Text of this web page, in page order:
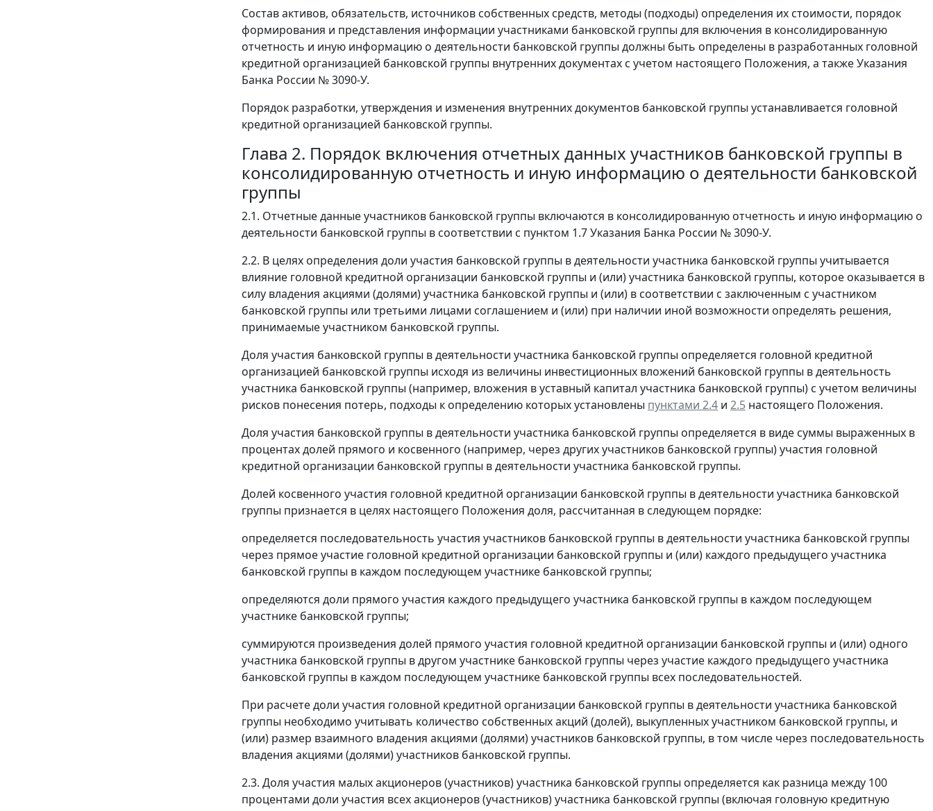
Состав активов, обязательств, источников собственных средств, методы (подходы) определения их стоимости, порядок
формирования и представления информации участниками банковской группы для включения в консолидированную
отчетность и иную информацию о деятельности банковской группы должны быть определены в разработанных головной
кредитной организацией банковской группы внутренних документах с учетом настоящего Положения, а также Указания
Банка России № 3090-У.
Порядок разработки, утверждения и изменения внутренних документов банковской группы устанавливается головной
кредитной организацией банковской группы.
Глава 2. Порядок включения отчетных данных участников банковской группы в
консолидированную отчетность и иную информацию о деятельности банковской
группы
2.1. Отчетные данные участников банковской группы включаются в консолидированную отчетность и иную информацию о
деятельности банковской группы в соответствии с пунктом 1.7 Указания Банка России № 3090-У.
2.2. В целях определения доли участия банковской группы в деятельности участника банковской группы учитывается
влияние головной кредитной организации банковской группы и (или) участника банковской группы, которое оказывается в
силу владения акциями (долями) участника банковской группы и (или) в соответствии с заключенным с участником
банковской группы или третьими лицами соглашением и (или) при наличии иной возможности определять решения,
принимаемые участником банковской группы.
Доля участия банковской группы в деятельности участника банковской группы определяется головной кредитной
организацией банковской группы исходя из величины инвестиционных вложений банковской группы в деятельность
участника банковской группы (например, вложения в уставный капитал участника банковской группы) с учетом величины
рисков понесения потерь, подходы к определению которых установлены пунктами 2.4 и 2.5 настоящего Положения.
Доля участия банковской группы в деятельности участника банковской группы определяется в виде суммы выраженных в
процентах долей прямого и косвенного (например, через других участников банковской группы) участия головной
кредитной организации банковской группы в деятельности участника банковской группы.
Долей косвенного участия головной кредитной организации банковской группы в деятельности участника банковской
группы признается в целях настоящего Положения доля, рассчитанная в следующем порядке:
определяется последовательность участия участников банковской группы в деятельности участника банковской группы
через прямое участие головной кредитной организации банковской группы и (или) каждого предыдущего участника
банковской группы в каждом последующем участнике банковской группы;
определяются доли прямого участия каждого предыдущего участника банковской группы в каждом последующем
участнике банковской группы;
суммируются произведения долей прямого участия головной кредитной организации банковской группы и (или) одного
участника банковской группы в другом участнике банковской группы через участие каждого предыдущего участника
банковской группы в каждом последующем участнике банковской группы всех последовательностей.
При расчете доли участия головной кредитной организации банковской группы в деятельности участника банковской
группы необходимо учитывать количество собственных акций (долей), выкупленных участником банковской группы, и
(или) размер взаимного владения акциями (долями) участников банковской группы, в том числе через последовательность
владения акциями (долями) участников банковской группы.
2.3. Доля участия малых акционеров (участников) участника банковской группы определяется как разница между 100
процентами доли участия всех акционеров (участников) участника банковской группы (включая головную кредитную